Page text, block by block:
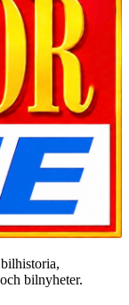
bilnyheter.